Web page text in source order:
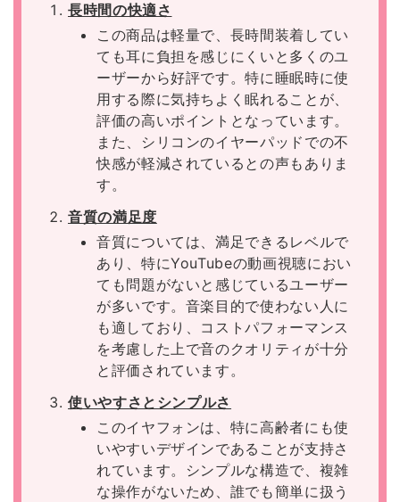
長時間の快適さ
この商品は軽量で、長時間装着してい
ても耳に負担を感じにくいと多くのユ
ーザーから好評です。特に睡眠時に使
用する際に気持ちよく眠れることが、
評価の高いポイントとなっています。
また、シリコンのイヤーパッドでの不
快感が軽減されているとの声もありま
す。
音質の満足度
音質については、満足できるレベルで
あり、特にYouTubeの動画視聴におい
ても問題がないと感じているユーザー
が多いです。音楽目的で使わない人に
も適しており、コストパフォーマンス
を考慮した上で音のクオリティが十分
と評価されています。
使いやすさとシンプルさ
このイヤフォンは、特に高齢者にも使
いやすいデザインであることが支持さ
れています。シンプルな構造で、複雑
な操作がないため、誰でも簡単に扱う